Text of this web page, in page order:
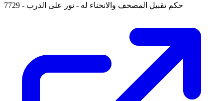
7729 - حكم تقبيل المصحف والانحناء له - نور على الدرب